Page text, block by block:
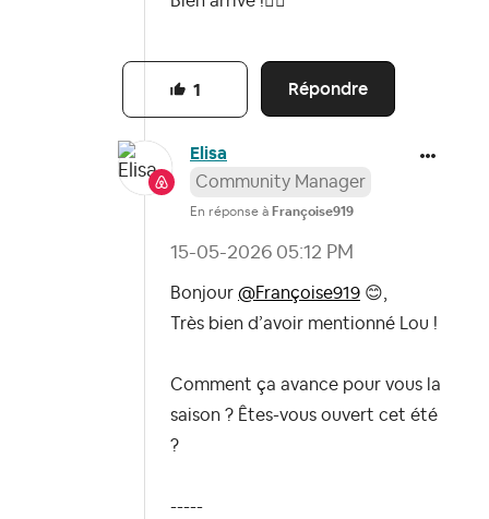
Répondre
1
Elisa
Community Manager
En réponse à Françoise919
‎15-05-2026 05:12 PM
Bonjour @Françoise919 😊
Très bien d’avoir mentionné Lou !
Comment ça avance pour vous la
saison ? Êtes-vous ouvert cet été
?
-----